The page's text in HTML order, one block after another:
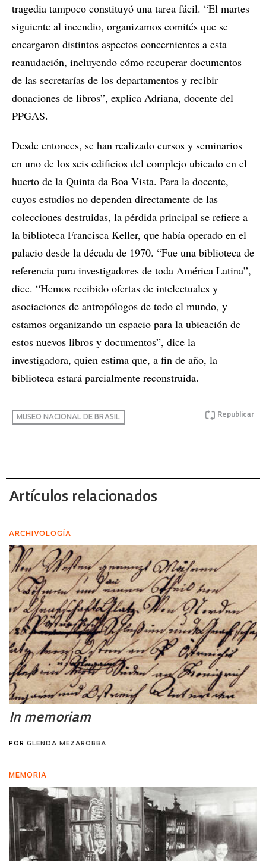
tragedia tampoco constituyó una tarea fácil. “El martes
siguiente al incendio, organizamos comités que se
encargaron distintos aspectos concernientes a esta
reanudación, incluyendo cómo recuperar documentos
de las secretarías de los departamentos y recibir
donaciones de libros”, explica Adriana, docente del
PPGAS.
Desde entonces, se han realizado cursos y seminarios
en uno de los seis edificios del complejo ubicado en el
huerto de la Quinta da Boa Vista. Para la docente,
cuyos estudios no dependen directamente de las
colecciones destruidas, la pérdida principal se refiere a
la biblioteca Francisca Keller, que había operado en el
palacio desde la década de 1970. “Fue una biblioteca de
referencia para investigadores de toda América Latina”,
dice. “Hemos recibido ofertas de intelectuales y
asociaciones de antropólogos de todo el mundo, y
estamos organizando un espacio para la ubicación de
estos nuevos libros y documentos”, dice la
investigadora, quien estima que, a fin de año, la
biblioteca estará parcialmente reconstruida.
Republicar
MUSEO NACIONAL DE BRASIL